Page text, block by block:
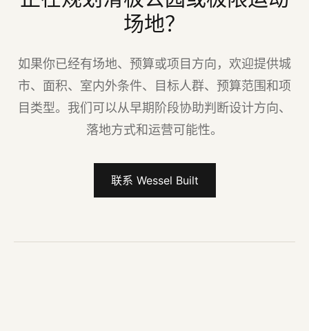
场地？
如果你已经有场地、预算或项目方向，欢迎提供城
市、面积、室内外条件、目标人群、预算范围和项
目类型。我们可以从早期阶段协助判断设计方向、
落地方式和运营可能性。
联系 Wessel Built